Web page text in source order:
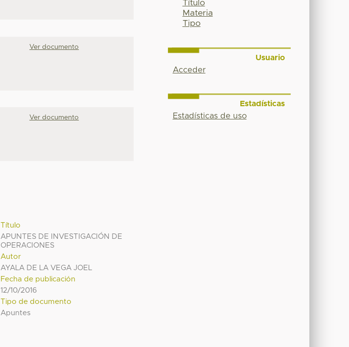
Ver documento
Ver documento
Título
APUNTES DE INVESTIGACIÓN DE
OPERACIONES
Autor
AYALA DE LA VEGA JOEL
Fecha de publicación
12/10/2016
Tipo de documento
Apuntes
Título
Materia
Tipo
Usuario
Acceder
Estadísticas
Estadísticas de uso